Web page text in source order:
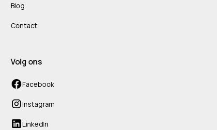
Blog
Contact
Volg ons
Facebook
Instagram
LinkedIn